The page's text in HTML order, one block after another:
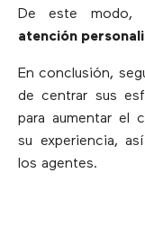
De este modo,
atención
En conclusión,
de centrar sus
para aumentar el
su experiencia,
los agentes.